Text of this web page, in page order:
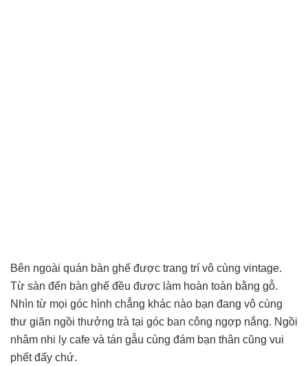
Bên ngoài quán bàn ghế được trang trí vô cùng vintage.
Từ sàn đến bàn ghế đều được làm hoàn toàn bằng gỗ.
Nhìn từ mọi góc hình chẳng khác nào bạn đang vô cùng
thư giãn ngồi thưởng trà tại góc ban công ngợp nắng. Ngồi
nhâm nhi ly cafe và tán gẫu cùng đám bạn thân cũng vui
phết đấy chứ.